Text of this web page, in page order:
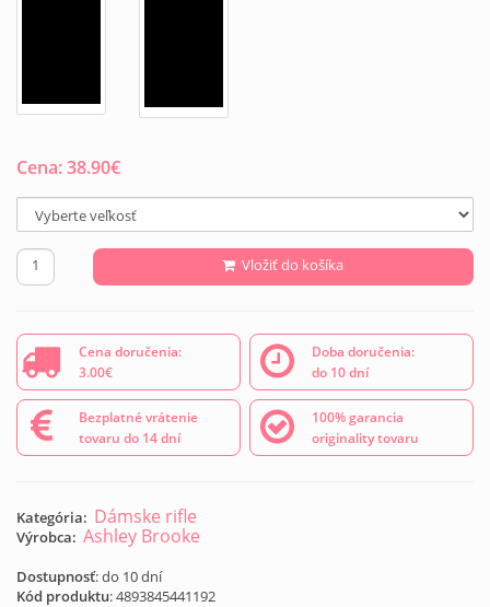
Cena:38.90€
Vložiť do košíka
Cena doručenia:
3.00€
Doba doručenia:
do 10 dní
Bezplatné vrátenie
tovaru do 14 dní
100% garancia
originality tovaru
Kategória: Dámske rifle
Výrobca: Ashley Brooke
Dostupnosť: do 10 dní
Kód produktu:4893845441192